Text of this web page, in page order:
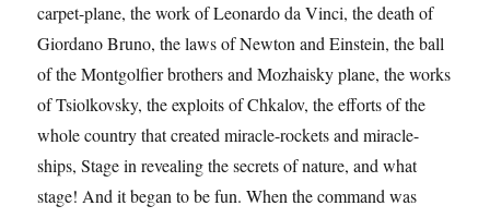
carpet-plane, the work of Leonardo da Vinci, the death of
Giordano Bruno, the laws of Newton and Einstein, the ball
of the Montgolfier brothers and Mozhaisky plane, the works
of Tsiolkovsky, the exploits of Chkalov, the efforts of the
whole country that created miracle-rockets and miracle-
ships, Stage in revealing the secrets of nature, and what
stage! And it began to be fun. When the command was